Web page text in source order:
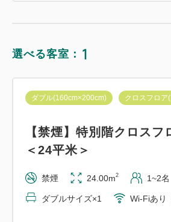
選べる客室： 1
ダブル(160cm×200cm) クロスフロア
【禁煙】特別階クロスフ
＜24平米＞
禁煙 24.00m2 1~2名
ダブルサイズ×1 Wi-Fiあり